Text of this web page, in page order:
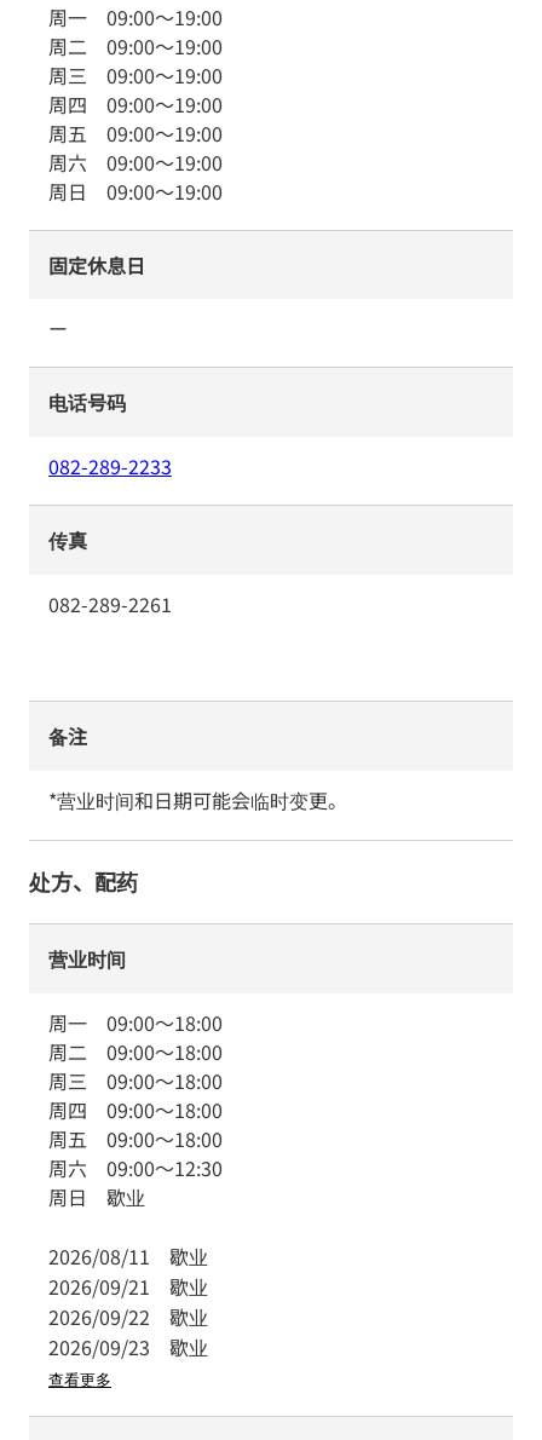
周一 09:00～19:00
周二 09:00～19:00
周三 09:00～19:00
周四 09:00～19:00
周五 09:00～19:00
周六 09:00～19:00
周日 09:00～19:00
固定休息日
ー
电话号码
082-289-2233
传真
082-289-2261
备注
*营业时间和日期可能会临时变更。
处方、配药
营业时间
周一 09:00～18:00
周二 09:00～18:00
周三 09:00～18:00
周四 09:00～18:00
周五 09:00～18:00
周六 09:00～12:30
周日 歇业
2026/08/11 歇业
2026/09/21 歇业
2026/09/22 歇业
2026/09/23 歇业
查看更多